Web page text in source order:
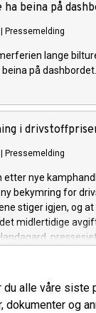
beina på
Pressemelding
lange
på
i
Pressemelding
etter nye
bekymring for
stiger igjen, og
midlertidige
pressesjef
du alle våre siste
dokumenter og